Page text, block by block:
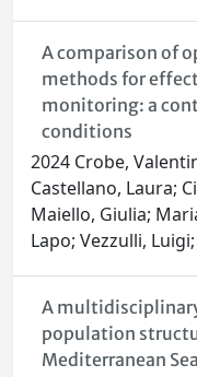
A comparison of
methods for
monitoring: a
conditions
2024 Crobe,
Castellano, Laura;
Maiello, Giulia;
Lapo; Vezzulli,
A
population
Mediterranean Sea